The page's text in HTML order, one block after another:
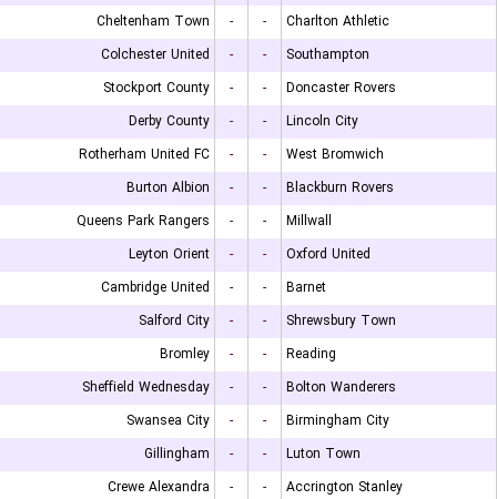
Cheltenham Town
- -
Charlton Athletic
Colchester United
- -
Southampton
Stockport County
- -
Doncaster Rovers
Derby County
- -
Lincoln City
Rotherham United FC
- -
West Bromwich
Burton Albion
- -
Blackburn Rovers
Queens Park Rangers
- -
Millwall
Leyton Orient
- -
Oxford United
Cambridge United
- -
Barnet
Salford City
- -
Shrewsbury Town
Bromley
- -
Reading
Sheffield Wednesday
- -
Bolton Wanderers
Swansea City
- -
Birmingham City
Gillingham
- -
Luton Town
Crewe Alexandra
- - Accrington Stanley